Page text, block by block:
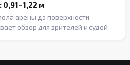
0,91–1,22 м
арены до поверхности
обзор для зрителей и судей